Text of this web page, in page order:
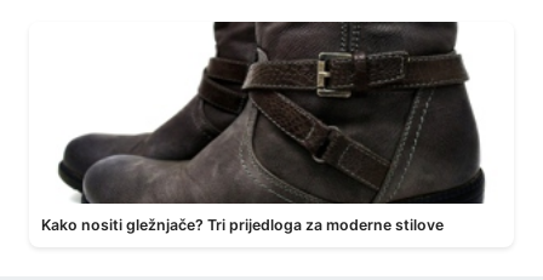
Kako nositi gležnjače? Tri prijedloga za moderne stilove